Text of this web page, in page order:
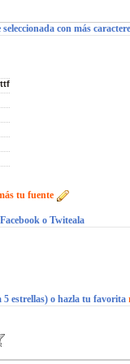
con más
tu fuente
o Twiteala
Dale una puntuación (1 a 5 estrellas) o hazla tu favorita